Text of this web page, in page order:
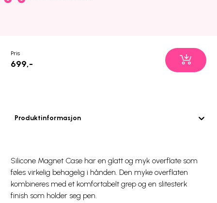
Pris
699,-
Produktinformasjon
Silicone Magnet Case har en glatt og myk overflate som
føles virkelig behagelig i hånden. Den myke overflaten
kombineres med et komfortabelt grep og en slitesterk
finish som holder seg pen.